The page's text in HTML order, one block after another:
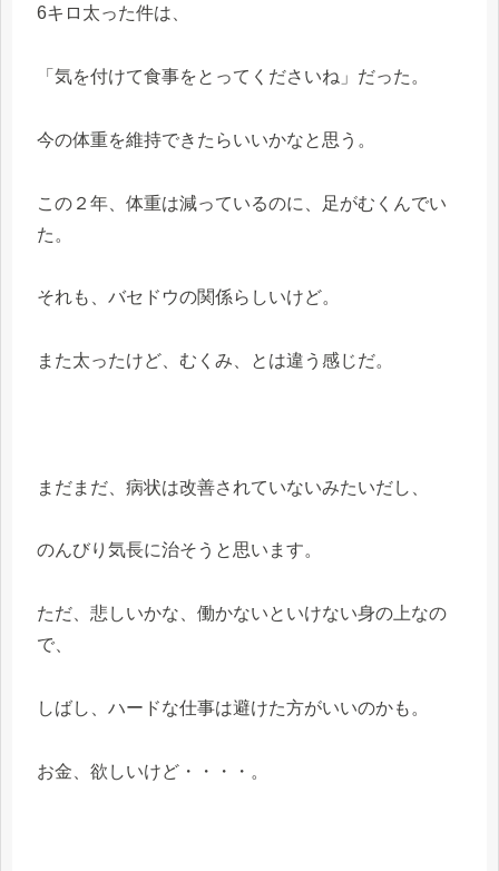
6キロ太った件は、
「気を付けて食事をとってくださいね」だった。
今の体重を維持できたらいいかなと思う。
この２年、体重は減っているのに、足がむくんでい
た。
それも、バセドウの関係らしいけど。
また太ったけど、むくみ、とは違う感じだ。
まだまだ、病状は改善されていないみたいだし、
のんびり気長に治そうと思います。
ただ、悲しいかな、働かないといけない身の上なの
で、
しばし、ハードな仕事は避けた方がいいのかも。
お金、欲しいけど・・・・。